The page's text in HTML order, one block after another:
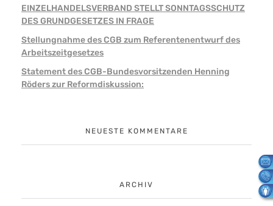
EINZELHANDELSVERBAND STELLT SONNTAGSSCHUTZ
DES GRUNDGESETZES IN FRAGE
Stellungnahme des CGB zum Referentenentwurf des
Arbeitszeitgesetzes
Statement des CGB-Bundesvorsitzenden Henning
Röders zur Reformdiskussion:
NEUESTE KOMMENTARE
ARCHIV